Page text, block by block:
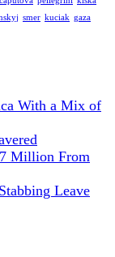
smer kuciak gaza
With a Mix of
Million From
Leave